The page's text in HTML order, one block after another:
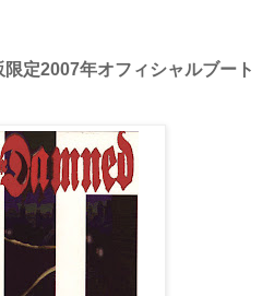
定2007年オフィシャルブート